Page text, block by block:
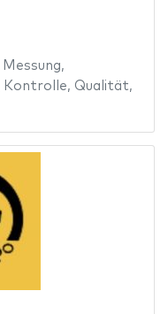
Messung,
Kontrolle, Qualität,